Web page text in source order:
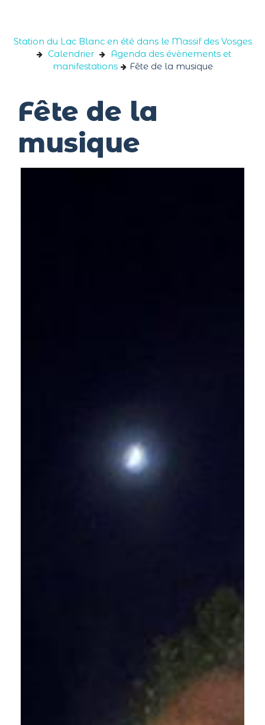
Station du Lac Blanc en été dans le Massif des Vosges
Calendrier
Agenda des évènements et
manifestations
Fête de la musique
Fête de la
musique